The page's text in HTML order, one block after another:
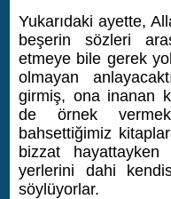
Yukarıdaki ayette,
beşerin sözleri
etmeye bile gerek
olmayan
girmiş, ona inanan
de örnek
bahsettiğimiz
bizzat
yerlerini dahi
söylüyorlar.